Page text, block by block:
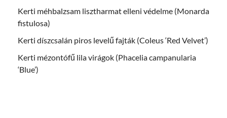
Kerti méhbalzsam lisztharmat elleni védelme (Monarda
fistulosa)
Kerti díszcsalán piros levelű fajták (Coleus ‘Red Velvet’)
Kerti mézontófű lila virágok (Phacelia campanularia
‘Blue’)